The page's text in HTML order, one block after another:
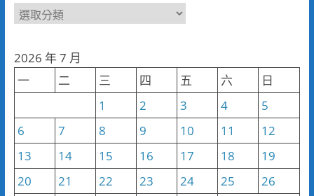
新
類
2026 年 7 月
一
二 三 四 五 六
日
1
2 3 4
5
6
7 8 9 10 11
12
13
14 15 16 17 18
19
20
21 22 23 24 25
26